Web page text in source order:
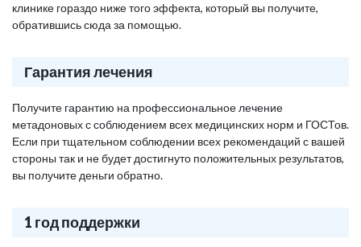
клинике гораздо ниже того эффекта, который вы получите,
обратившись сюда за помощью.
Гарантия лечения
Получите гарантию на профессиональное лечение
метадоновых с соблюдением всех медицинских норм и ГОСТов.
Если при тщательном соблюдении всех рекомендаций с вашей
стороны так и не будет достигнуто положительных результатов,
вы получите деньги обратно.
1 год поддержки